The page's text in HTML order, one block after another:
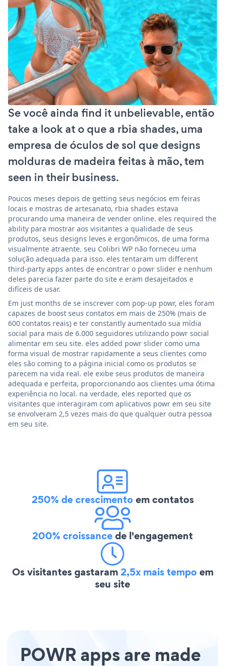
Se você ainda find it unbelievable, então
take a look at o que a rbia shades, uma
empresa de óculos de sol que designs
molduras de madeira feitas à mão, tem
seen in their business.
Poucos meses depois de getting seus negócios em feiras
locais e mostras de artesanato, rbia shades estava
procurando uma maneira de vender online. eles required the
ability para mostrar aos visitantes a qualidade de seus
produtos, seus designs leves e ergonômicos, de uma forma
visualmente atraente. seu Colibri WP não forneceu uma
solução adequada para isso. eles tentaram um different
third-party apps antes de encontrar o powr slider e nenhum
deles parecia fazer parte do site e eram desajeitados e
difíceis de usar.
Em just months de se inscrever com pop-up powr, eles foram
capazes de boost seus contatos em mais de 250% (mais de
600 contatos reais) e ter constantly aumentado sua mídia
social para mais de 6.000 seguidores utilizando powr social
alimentar em seu site. eles added powr slider como uma
forma visual de mostrar rapidamente a seus clientes como
eles são coming to a página inicial como os produtos se
parecem na vida real. ele exibe seus produtos de maneira
adequada e perfeita, proporcionando aos clientes uma ótima
experiência no local. na verdade, eles reported que os
visitantes que interagiram com aplicativos powr em seu site
se envolveram 2,5 vezes mais do que qualquer outra pessoa
em seu site.
250% de crescimentoem contatos
200% croissancede l'engagement
Os visitantes gastaram2,5x mais tempoem
seu site
POWR apps are made